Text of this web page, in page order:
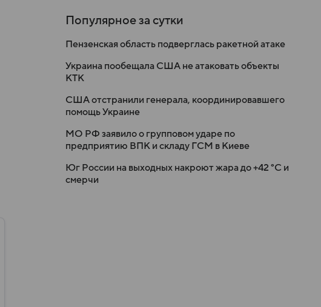
Популярное за сутки
Пензенская область подверглась ракетной атаке
Украина пообещала США не атаковать объекты
КТК
США отстранили генерала, координировавшего
помощь Украине
МО РФ заявило о групповом ударе по
предприятию ВПК и складу ГСМ в Киеве
Юг России на выходных накроют жара до +42 °C и
смерчи